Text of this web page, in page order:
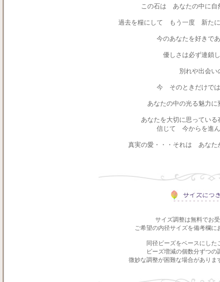
この石は あなたの中に自
過去を糧にして もう一度 新たに
今のあなたを好きで
優しさは必ず連鎖
別れや出会い
今 そのときだけで
あなたの中の光る魅力に
あなたを大切に思ってい
信じて 今からを進
真実の愛・・・それは あなた
サイズ調整は無料でお
ご希望の内径サイズを備考欄に
同径ビーズをベースにした
ビーズ増減の個数分ずつの
微妙な調整が困難な場合がありま